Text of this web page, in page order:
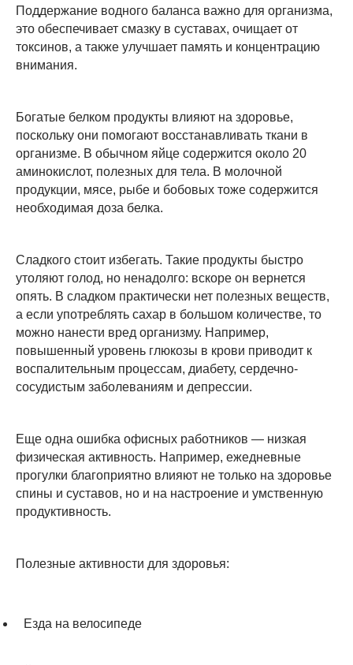
Поддержание водного баланса важно для организма,
это обеспечивает смазку в суставах, очищает от
токсинов, а также улучшает память и концентрацию
внимания.
Богатые белком продукты влияют на здоровье,
поскольку они помогают восстанавливать ткани в
организме. В обычном яйце содержится около 20
аминокислот, полезных для тела. В молочной
продукции, мясе, рыбе и бобовых тоже содержится
необходимая доза белка.
Сладкого стоит избегать. Такие продукты быстро
утоляют голод, но ненадолго: вскоре он вернется
опять. В сладком практически нет полезных веществ,
а если употреблять сахар в большом количестве, то
можно нанести вред организму. Например,
повышенный уровень глюкозы в крови приводит к
воспалительным процессам, диабету, сердечно-
сосудистым заболеваниям и депрессии.
Еще одна ошибка офисных работников — низкая
физическая активность. Например, ежедневные
прогулки благоприятно влияют не только на здоровье
спины и суставов, но и на настроение и умственную
продуктивность.
Полезные активности для здоровья:
Езда на велосипеде